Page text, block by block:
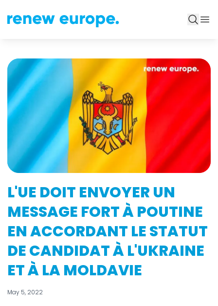
L'UE DOIT ENVOYER UN
MESSAGE FORT À POUTINE
EN ACCORDANT LE STATUT
DE CANDIDAT À L'UKRAINE
ET À LA MOLDAVIE
May 5, 2022